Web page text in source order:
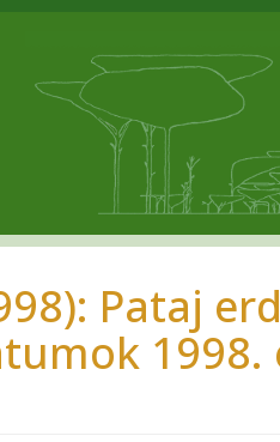
Pataj
1998.